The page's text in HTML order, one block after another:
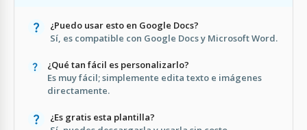
¿Puedo usar esto en Google Docs?
Sí, es compatible con Google Docs y Microsoft Word.
¿Qué tan fácil es personalizarlo?
Es muy fácil; simplemente edita texto e imágenes
directamente.
¿Es gratis esta plantilla?